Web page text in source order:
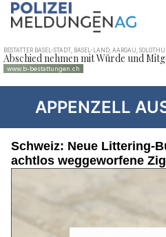
APPENZELL
Schweiz: Neue Littering-
achtlos weggeworfene